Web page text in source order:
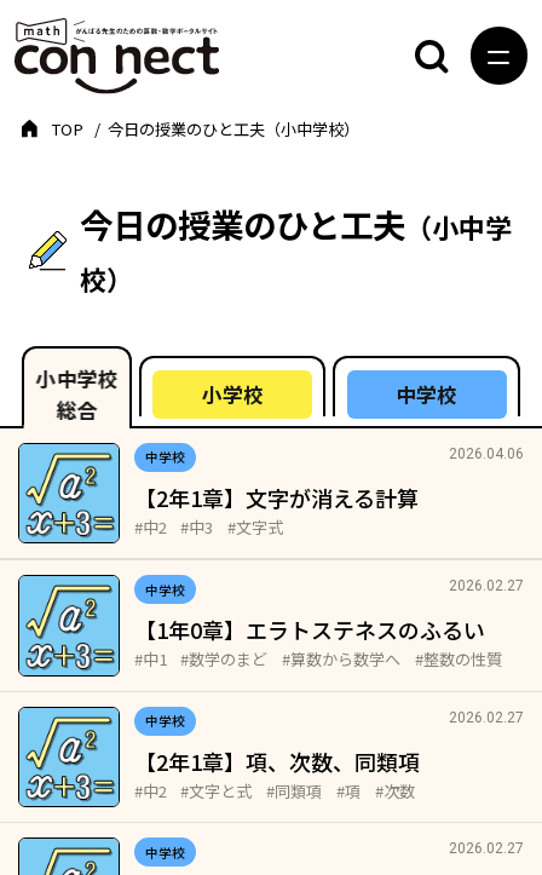
今日の授業のひと工夫 （小中学
校）
TOP 今日の授業のひと工夫（小中学校）
小中学校
総合
小学校 中学校
中学校 2026.04.06
【2年1章】文字が消える計算
#中2 #中3 #文字式
中学校 2026.02.27
【1年0章】エラトステネスのふるい
#中1 #数学のまど #算数から数学へ #整数の性質
中学校 2026.02.27
【2年1章】項、次数、同類項
#中2 #文字と式 #同類項 #項 #次数
中学校 2026.02.27